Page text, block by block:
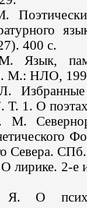
400 c.
Язык,
М.: НЛО,
Т. 1. О
М.
Севера.
лирике. 2-е
Я. О